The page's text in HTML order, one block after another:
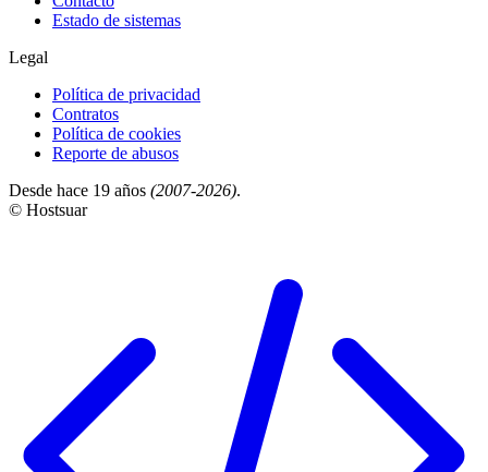
Estado de sistemas
Legal
Política de privacidad
Contratos
Política de cookies
Reporte de abusos
Desde hace 19 años (2007-2026).
© Hostsuar